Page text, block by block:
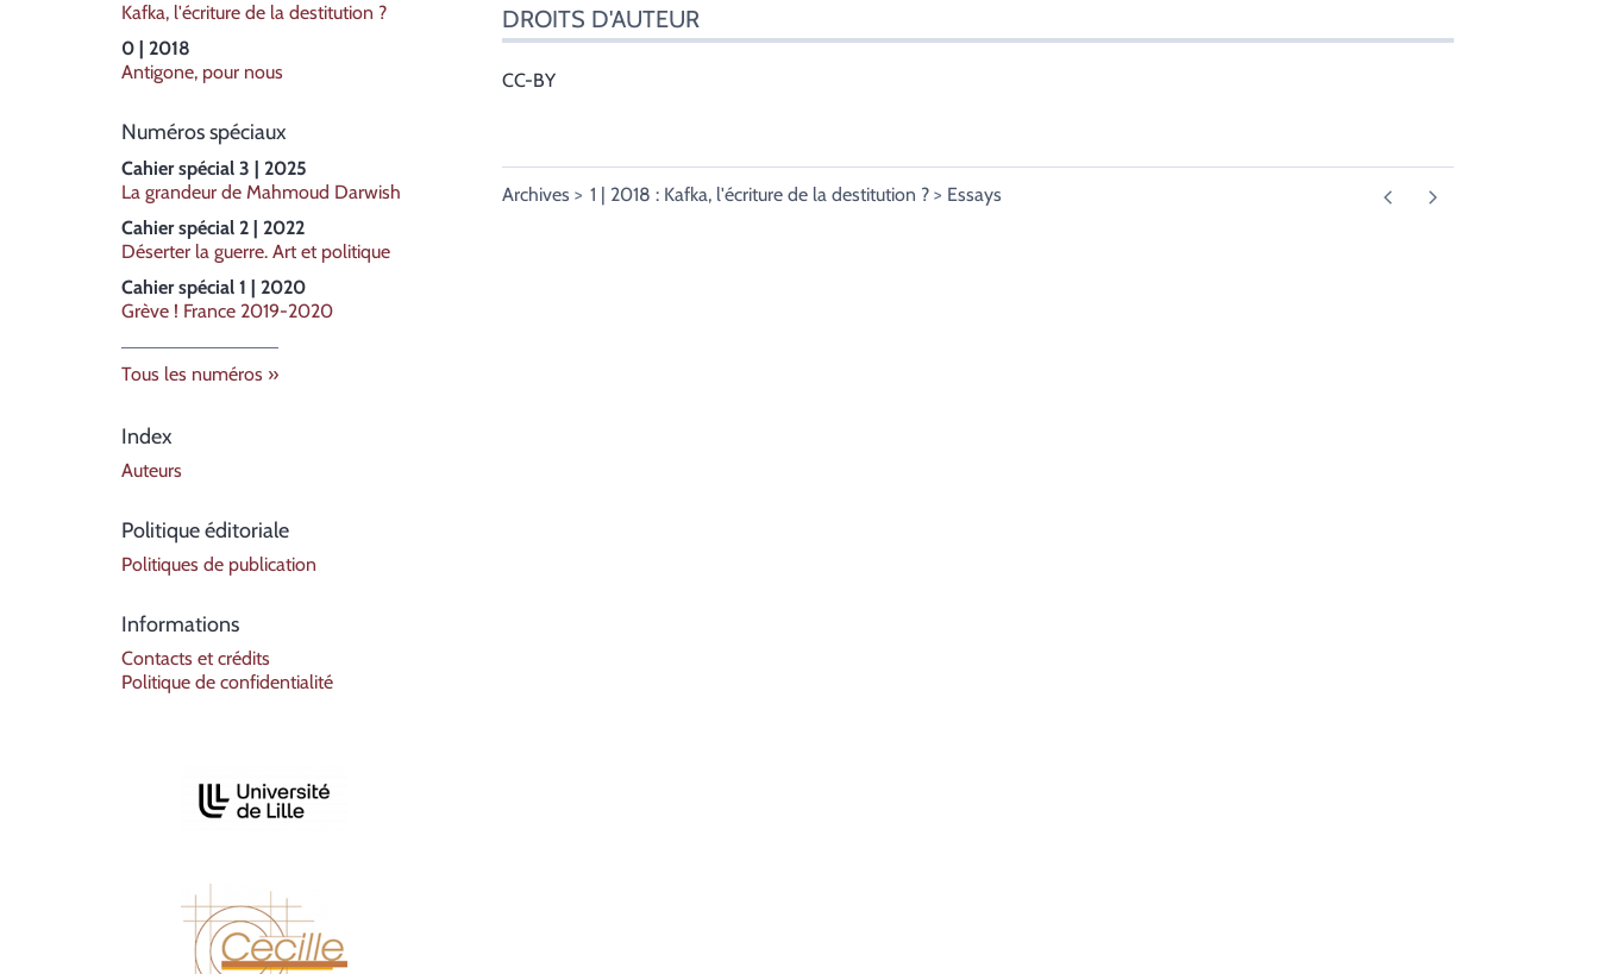
Kafka, l'écriture de la destitution ?
0 | 2018
Antigone, pour nous
Numéros spéciaux
Cahier spécial 3 | 2025
La grandeur de Mahmoud Darwish
Cahier spécial 2 | 2022
Déserter la guerre. Art et politique
Cahier spécial 1 | 2020
Grève ! France 2019-2020
Tous les numéros
Index
Auteurs
Politique éditoriale
Politiques de publication
Informations
Contacts et crédits
Politique de confidentialité
DROITS D'AUTEUR
CC-BY
Archives 1 | 2018 : Kafka, l'écriture de la destitution ? Essays